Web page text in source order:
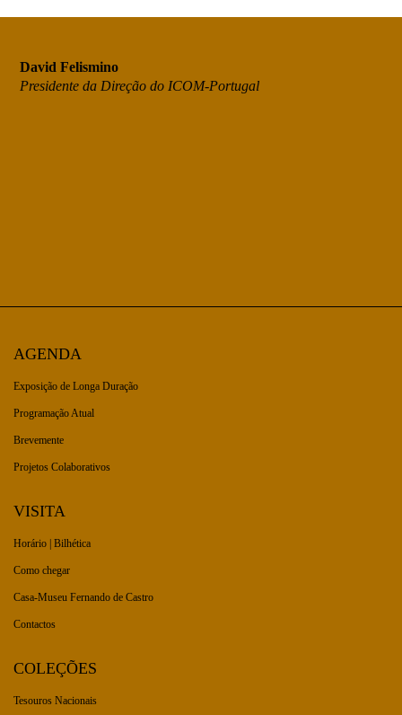
David Felismino
Presidente da Direção do ICOM-Portugal
AGENDA
Exposição de Longa Duração
Programação Atual
Brevemente
Projetos Colaborativos
VISITA
Horário | Bilhética
Como chegar
Casa-Museu Fernando de Castro
Contactos
COLEÇÕES
Tesouros Nacionais